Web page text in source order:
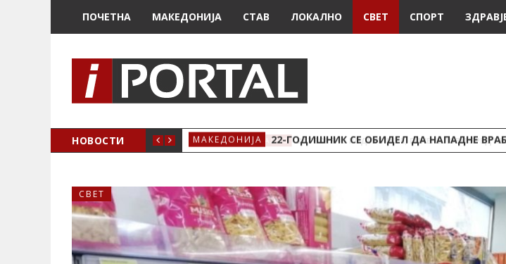
ПОЧЕТНА МАКЕДОНИЈА СТАВ ЛОКАЛНО СВЕТ СПОРТ
НОВОСТИ
ЖЕНСКО ЗДРАВЈЕ ВО КРИВА ПАЛАНКА МАКЕДОНИЈА 22-ГОДИШНИК СЕ ОБИДЕЛ ДА НАПАДНЕ
СВЕТ